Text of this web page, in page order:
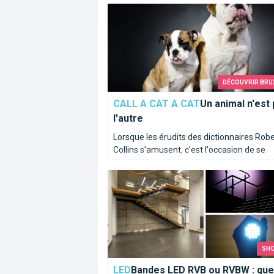
puisqu'il a un impact sur l'économie
DÉCOUVRIR
CALL A CAT A CATUn animal n'est
l'autre
Lorsque les érudits des dictionnaires
Collins s'amusent, c'est l'occasion de se
souvenir que Francophones et
n'ont pas les mêmes références
matière d'expressions imagées...
Un animal n'est pas l'autre
LEDBandes LED RVB ou RVBW :
Bandes LED RVB ou RVBW : quelle